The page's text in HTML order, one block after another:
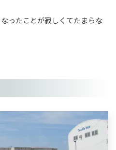
ったことが寂しくてたまらな